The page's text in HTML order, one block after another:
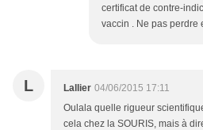
certificat de contre-
vaccin . Ne pas perdre
L Lallier 04/06/2015 17:11
Oulala quelle rigueur
cela chez la SOURIS, mais à